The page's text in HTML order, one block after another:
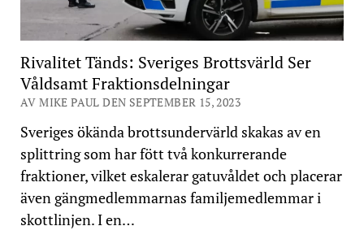
Rivalitet Tänds: Sveriges Brottsvärld Ser
Våldsamt Fraktionsdelningar
AV MIKE PAUL DEN SEPTEMBER 15, 2023
Sveriges ökända brottsundervärld skakas av en
splittring som har fött två konkurrerande
fraktioner, vilket eskalerar gatuvåldet och placerar
även gängmedlemmarnas familjemedlemmar i
skottlinjen. I en…